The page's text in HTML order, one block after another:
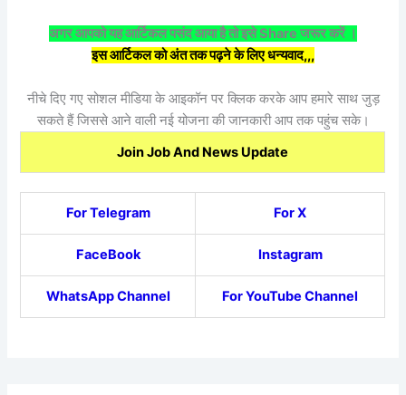
अगर आपको यह आर्टिकल पसंद आया है तो इसे Share जरूर करें ।
इस आर्टिकल को अंत तक पढ़ने के लिए धन्यवाद,,,
नीचे दिए गए सोशल मीडिया के आइकॉन पर क्लिक करके आप हमारे साथ जुड़
सकते हैं जिससे आने वाली नई योजना की जानकारी आप तक पहुंच सके।
Join Job And News Update
For Telegram For X
FaceBook Instagram
WhatsApp Channel For YouTube Channel